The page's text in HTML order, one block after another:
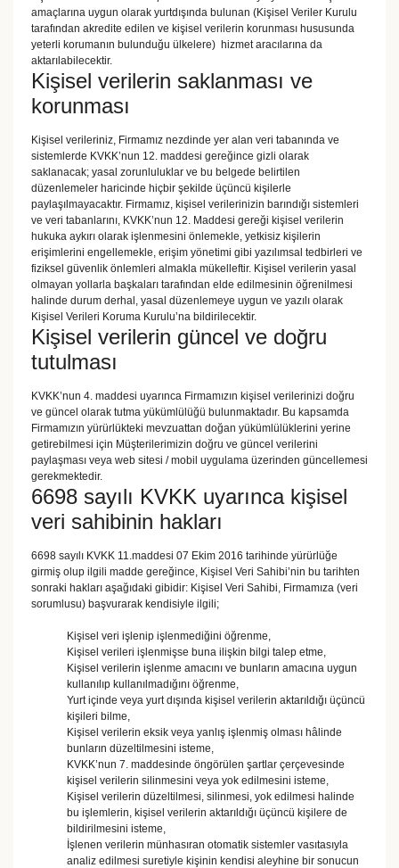
amaçlarına uygun olarak yurtdışında bulunan (Kişisel Veriler Kurulu
tarafından akredite edilen ve kişisel verilerin korunması hususunda
yeterli korumanın bulunduğu ülkelere) hizmet aracılarına da
aktarılabilecektir.
Kişisel verilerin saklanması ve
korunması
Kişisel verileriniz, Firmamız nezdinde yer alan veri tabanında ve
sistemlerde KVKK’nun 12. maddesi gereğince gizli olarak
saklanacak; yasal zorunluluklar ve bu belgede belirtilen
düzenlemeler haricinde hiçbir şekilde üçüncü kişilerle
paylaşılmayacaktır. Firmamız, kişisel verilerinizin barındığı sistemleri
ve veri tabanlarını, KVKK’nun 12. Maddesi gereği kişisel verilerin
hukuka aykırı olarak işlenmesini önlemekle, yetkisiz kişilerin
erişimlerini engellemekle, erişim yönetimi gibi yazılımsal tedbirleri ve
fiziksel güvenlik önlemleri almakla mükelleftir. Kişisel verilerin yasal
olmayan yollarla başkaları tarafından elde edilmesinin öğrenilmesi
halinde durum derhal, yasal düzenlemeye uygun ve yazılı olarak
Kişisel Verileri Koruma Kurulu’na bildirilecektir.
Kişisel verilerin güncel ve doğru
tutulması
KVKK’nun 4. maddesi uyarınca Firmamızın kişisel verilerinizi doğru
ve güncel olarak tutma yükümlülüğü bulunmaktadır. Bu kapsamda
Firmamızın yürürlükteki mevzuattan doğan yükümlülüklerini yerine
getirebilmesi için Müşterilerimizin doğru ve güncel verilerini
paylaşması veya web sitesi / mobil uygulama üzerinden güncellemesi
gerekmektedir.
6698 sayılı KVKK uyarınca kişisel
veri sahibinin hakları
6698 sayılı KVKK 11.maddesi 07 Ekim 2016 tarihinde yürürlüğe
girmiş olup ilgili madde gereğince, Kişisel Veri Sahibi’nin bu tarihten
sonraki hakları aşağıdaki gibidir: Kişisel Veri Sahibi, Firmamıza (veri
sorumlusu) başvurarak kendisiyle ilgili;
Kişisel veri işlenip işlenmediğini öğrenme,
Kişisel verileri işlenmişse buna ilişkin bilgi talep etme,
Kişisel verilerin işlenme amacını ve bunların amacına uygun
kullanılıp kullanılmadığını öğrenme,
Yurt içinde veya yurt dışında kişisel verilerin aktarıldığı üçüncü
kişileri bilme,
Kişisel verilerin eksik veya yanlış işlenmiş olması hâlinde
bunların düzeltilmesini isteme,
KVKK’nun 7. maddesinde öngörülen şartlar çerçevesinde
kişisel verilerin silinmesini veya yok edilmesini isteme,
Kişisel verilerin düzeltilmesi, silinmesi, yok edilmesi halinde
bu işlemlerin, kişisel verilerin aktarıldığı üçüncü kişilere de
bildirilmesini isteme,
İşlenen verilerin münhasıran otomatik sistemler vasıtasıyla
analiz edilmesi suretiyle kişinin kendisi aleyhine bir sonucun